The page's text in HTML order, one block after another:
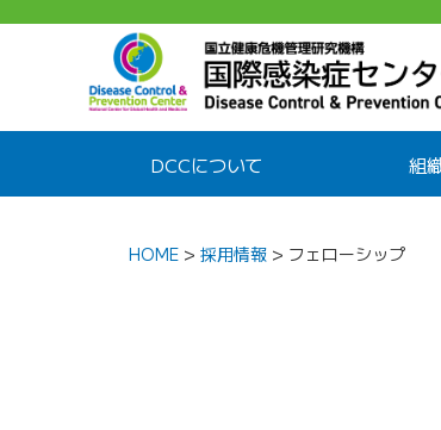
DCCについて 組
HOME> 採用情報> フェローシップ